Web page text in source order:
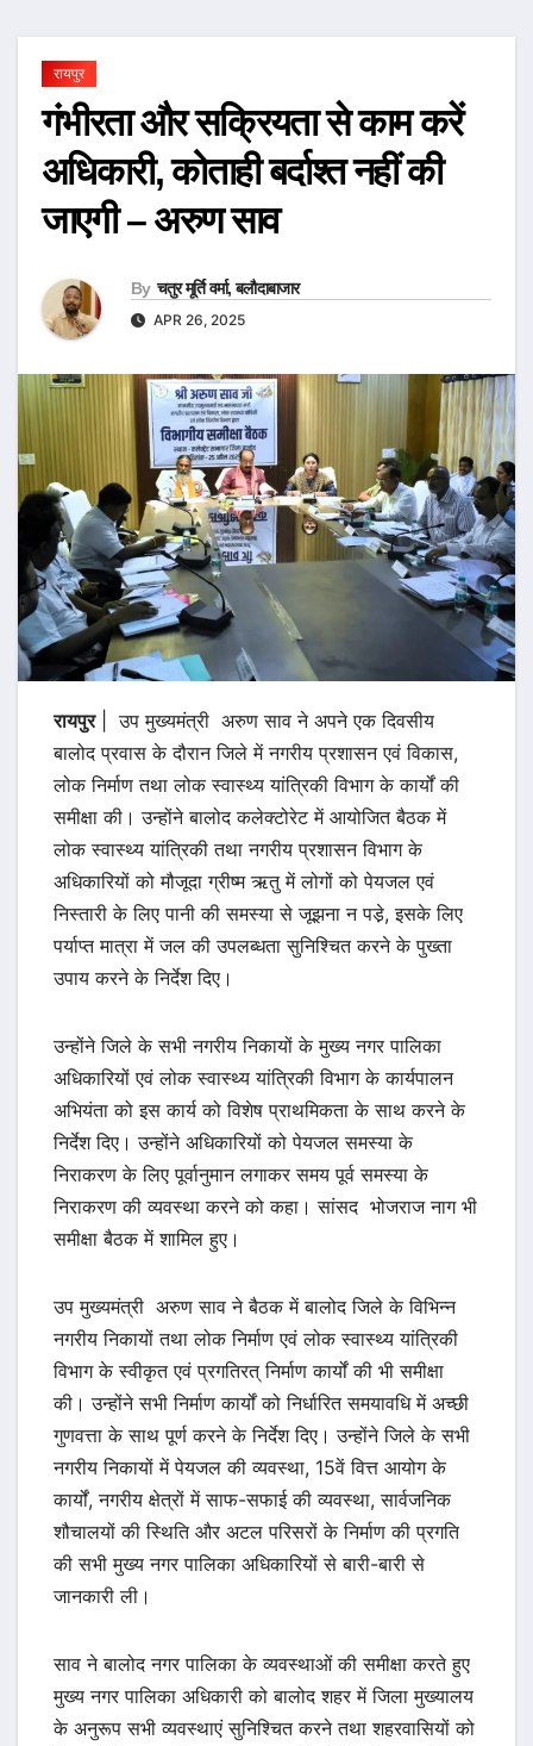
रायपुर
गंभीरता और सक्रियता से काम करें
अधिकारी, कोताही बर्दाश्त नहीं की
जाएगी – अरुण साव
By चतुर मूर्ति वर्मा, बलौदाबाजार
APR 26, 2025
रायपुर| उप मुख्यमंत्री अरुण साव ने अपने एक दिवसीय
बालोद प्रवास के दौरान जिले में नगरीय प्रशासन एवं विकास,
लोक निर्माण तथा लोक स्वास्थ्य यांत्रिकी विभाग के कार्यों की
समीक्षा की। उन्होंने बालोद कलेक्टोरेट में आयोजित बैठक में
लोक स्वास्थ्य यांत्रिकी तथा नगरीय प्रशासन विभाग के
अधिकारियों को मौजूदा ग्रीष्म ऋतु में लोगों को पेयजल एवं
निस्तारी के लिए पानी की समस्या से जूझना न पडे़, इसके लिए
पर्याप्त मात्रा में जल की उपलब्धता सुनिश्चित करने के पुख्ता
उपाय करने के निर्देश दिए।
उन्होंने जिले के सभी नगरीय निकायों के मुख्य नगर पालिका
अधिकारियों एवं लोक स्वास्थ्य यांत्रिकी विभाग के कार्यपालन
अभियंता को इस कार्य को विशेष प्राथमिकता के साथ करने के
निर्देश दिए। उन्होंने अधिकारियों को पेयजल समस्या के
निराकरण के लिए पूर्वानुमान लगाकर समय पूर्व समस्या के
निराकरण की व्यवस्था करने को कहा। सांसद भोजराज नाग भी
समीक्षा बैठक में शामिल हुए।
उप मुख्यमंत्री अरुण साव ने बैठक में बालोद जिले के विभिन्न
नगरीय निकायों तथा लोक निर्माण एवं लोक स्वास्थ्य यांत्रिकी
विभाग के स्वीकृत एवं प्रगतिरत् निर्माण कार्यों की भी समीक्षा
की। उन्होंने सभी निर्माण कार्यों को निर्धारित समयावधि में अच्छी
गुणवत्ता के साथ पूर्ण करने के निर्देश दिए। उन्होंने जिले के सभी
नगरीय निकायों में पेयजल की व्यवस्था, 15वें वित्त आयोग के
कार्यों, नगरीय क्षेत्रों में साफ-सफाई की व्यवस्था, सार्वजनिक
शौचालयों की स्थिति और अटल परिसरों के निर्माण की प्रगति
की सभी मुख्य नगर पालिका अधिकारियों से बारी-बारी से
जानकारी ली।
साव ने बालोद नगर पालिका के व्यवस्थाओं की समीक्षा करते हुए
मुख्य नगर पालिका अधिकारी को बालोद शहर में जिला मुख्यालय
के अनुरूप सभी व्यवस्थाएं सुनिश्चित करने तथा शहरवासियों को